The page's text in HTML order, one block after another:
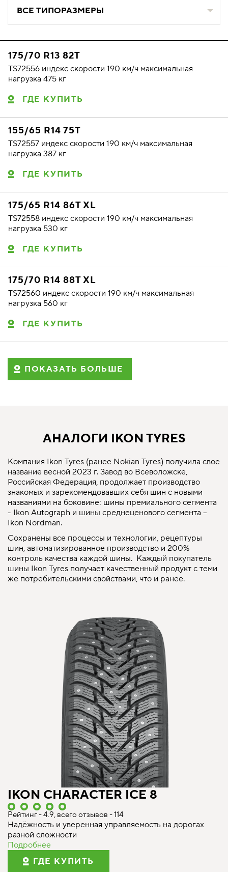
ВСЕ ТИПОРАЗМЕРЫ
175/70 R13 82T
TS72556 индекс скорости 190 км/ч максимальная
нагрузка 475 кг
ГДЕ КУПИТЬ
155/65 R14 75T
TS72557 индекс скорости 190 км/ч максимальная
нагрузка 387 кг
ГДЕ КУПИТЬ
175/65 R14 86T XL
TS72558 индекс скорости 190 км/ч максимальная
нагрузка 530 кг
ГДЕ КУПИТЬ
175/70 R14 88T XL
TS72560 индекс скорости 190 км/ч максимальная
нагрузка 560 кг
ГДЕ КУПИТЬ
ПОКАЗАТЬ БОЛЬШЕ
АНАЛОГИ IKON TYRES
Компания Ikon Tyres (ранее Nokian Tyres) получила свое
название весной 2023 г. Завод во Всеволожске,
Российская Федерация, продолжает производство
знакомых и зарекомендовавших себя шин с новыми
названиями на боковине: шины премиального сегмента
- Ikon Autograph и шины среднеценового сегмента –
Ikon Nordman.
Сохранены все процессы и технологии, рецептуры
шин, автоматизированное производство и 200%
контроль качества каждой шины. Каждый покупатель
шины Ikon Tyres получает качественный продукт с теми
же потребительскими свойствами, что и ранее.
IKON CHARACTER ICE 8
Рейтинг - 4.9, всего отзывов - 114
Надёжность и уверенная управляемость на дорогах
разной сложности
Подробнее
ГДЕ КУПИТЬ